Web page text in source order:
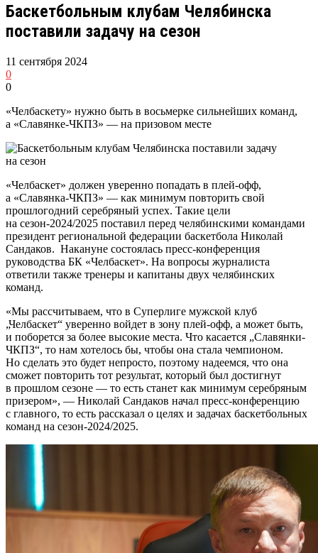
Баскетбольным клубам Челябинска
поставили задачу на сезон
11 сентября 2024
0
0
«Челбаскету» нужно быть в восьмерке сильнейших команд,
а «Славянке‑ЧКПЗ» — на призовом месте
«Челбаскет» должен уверенно попадать в плей-офф,
а «Славянка-ЧКПЗ» — как минимум повторить свой
прошлогодний серебряный успех. Такие цели
на сезон-2024/2025 поставил перед челябинскими командами
президент региональной федерации баскетбола Николай
Сандаков. Накануне состоялась пресс-конференция
руководства БК «Челбаскет». На вопросы журналиста
ответили также тренеры и капитаны двух челябинских
команд.
«Мы рассчитываем, что в Суперлиге мужской клуб
„Челбаскет“ уверенно войдет в зону плей-офф, а может быть,
и поборется за более высокие места. Что касается „Славянки-
ЧКПЗ“, то нам хотелось бы, чтобы она стала чемпионом.
Но сделать это будет непросто, поэтому надеемся, что она
сможет повторить тот результат, который был достигнут
в прошлом сезоне — то есть станет как минимум серебряным
призером», — Николай Сандаков начал пресс-конференцию
с главного, то есть рассказал о целях и задачах баскетбольных
команд на сезон-2024/2025.